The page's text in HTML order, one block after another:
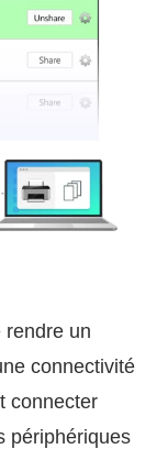
rendre un
connectivité
connecter
périphériques